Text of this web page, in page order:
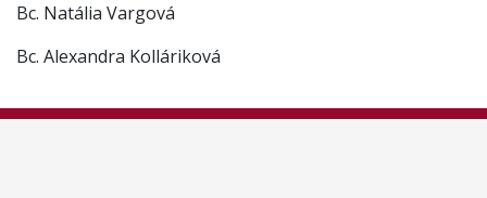
Bc. Natália Vargová
Bc. Alexandra Kolláriková